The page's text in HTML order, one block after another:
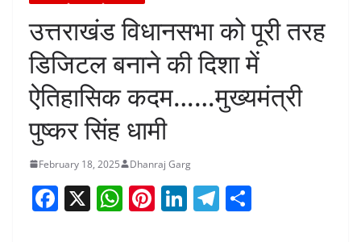
उत्तराखंड विधानसभा को पूरी तरह
डिजिटल बनाने की दिशा में
ऐतिहासिक कदम……मुख्यमंत्री
पुष्कर सिंह धामी
February 18, 2025 Dhanraj Garg
F
a
X W
h
Pi
nt
Li
n
T
el